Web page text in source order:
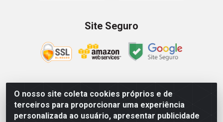
O nosso site coleta cookies próprios e de
terceiros para proporcionar uma experiência
personalizada ao usuário, apresentar publicidade
Site Seguro
Zein Importação e Comércio LTDA - Av. Senador Queiróz, 274
- 12º e 13º andar - Centro, São Paulo/SP – CNPJ